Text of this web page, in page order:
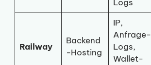
Logs
Railway
Backend
-Hosting
IP,
Anfrage-
Logs,
Wallet-